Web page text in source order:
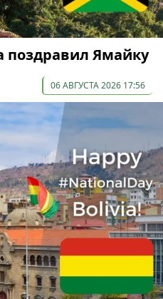
Ямайку
06 АВГУСТА 2026 17:56